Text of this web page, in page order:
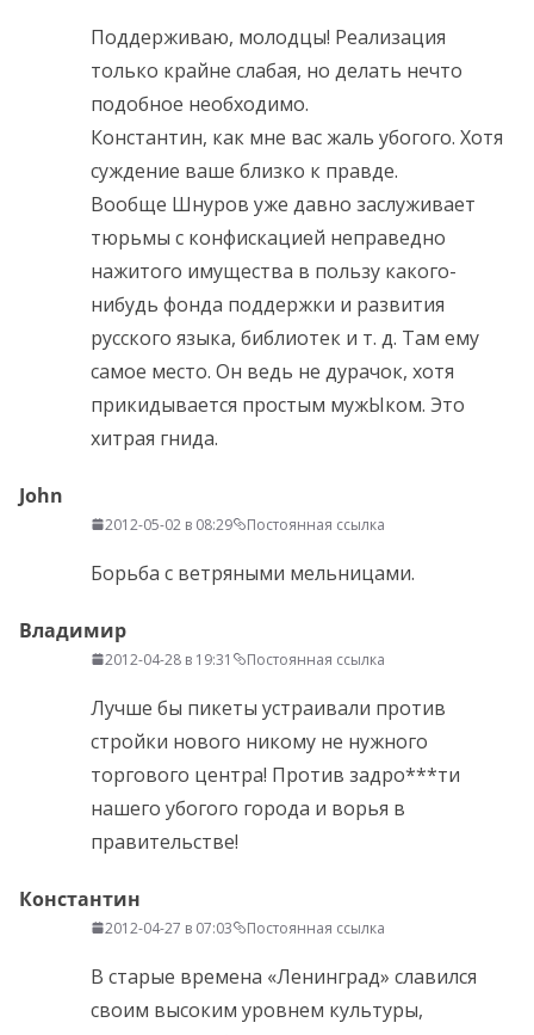
Поддерживаю, молодцы! Реализация
только крайне слабая, но делать нечто
подобное необходимо.
Константин, как мне вас жаль убогого. Хотя
суждение ваше близко к правде.
Вообще Шнуров уже давно заслуживает
тюрьмы с конфискацией неправедно
нажитого имущества в пользу какого-
нибудь фонда поддержки и развития
русского языка, библиотек и т. д. Там ему
самое место. Он ведь не дурачок, хотя
прикидывается простым мужЫком. Это
хитрая гнида.
John
2012-05-02 в 08:29 Постоянная ссылка
Борьба с ветряными мельницами.
Владимир
2012-04-28 в 19:31 Постоянная ссылка
Лучше бы пикеты устраивали против
стройки нового никому не нужного
торгового центра! Против задро***ти
нашего убогого города и ворья в
правительстве!
Константин
2012-04-27 в 07:03 Постоянная ссылка
В старые времена «Ленинград» славился
своим высоким уровнем культуры,